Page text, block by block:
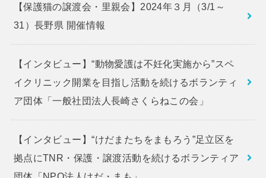
【保護猫の譲渡会・里親会】2024年３月（3/1～
31）長野県 開催情報
【インタビュー】“動物愛護は不妊化実施から”スペ
イクリニック開業を目指し活動を続けるボランティ
ア団体「一般社団法人長崎さくらねこの会」
【インタビュー】“けだまたちをまもろう”足立区を
拠点にTNR・保護・譲渡活動を続けるボランティア